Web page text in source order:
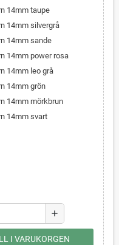
14mm taupe
14mm silvergrå
14mm sande
14mm power rosa
14mm leo grå
14mm grön
14mm mörkbrun
14mm svart
add
I VARUKORGEN